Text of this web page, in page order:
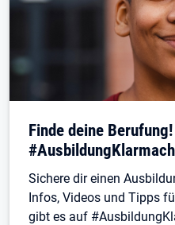
Finde deine Berufung!
Sichere dir einen
Infos, Videos und Tipps
gibt es auf